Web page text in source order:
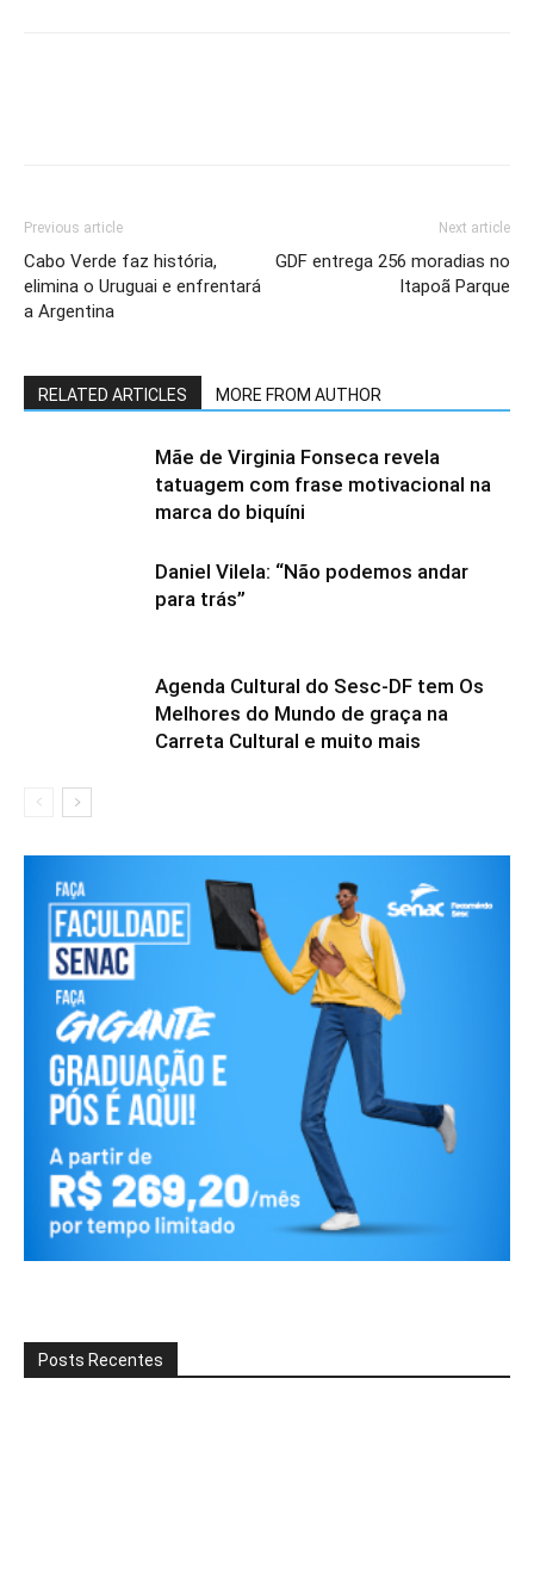
Previous article
Cabo Verde faz história,
elimina o Uruguai e enfrentará
a Argentina
Next article
GDF entrega 256 moradias no
Itapoã Parque
RELATED ARTICLES MORE FROM AUTHOR
Mãe de Virginia Fonseca revela
tatuagem com frase motivacional na
marca do biquíni
Daniel Vilela: “Não podemos andar
para trás”
Agenda Cultural do Sesc-DF tem Os
Melhores do Mundo de graça na
Carreta Cultural e muito mais
Posts Recentes